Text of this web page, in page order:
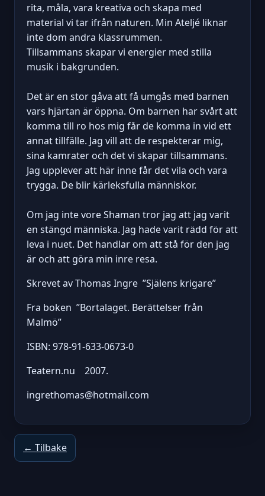
rita, måla, vara kreativa och skapa med
material vi tar ifrån naturen. Min Ateljé liknar
inte dom andra klassrummen.
Tillsammans skapar vi energier med stilla
musik i bakgrunden.
Det är en stor gåva att få umgås med barnen
vars hjärtan är öppna. Om barnen har svårt att
komma till ro hos mig får de komma in vid ett
annat tillfälle. Jag vill att de respekterar mig,
sina kamrater och det vi skapar tillsammans.
Jag upplever att här inne får det vila och vara
trygga. De blir kärleksfulla människor.
Om jag inte vore Shaman tror jag att jag varit
en stängd människa. Jag hade varit rädd för att
leva i nuet. Det handlar om att stå för den jag
är och att göra min inre resa.
Skrevet av Thomas Ingre ”Själens krigare”
Fra boken ”Bortalaget. Berättelser från
Malmö”
ISBN: 978-91-633-0673-0
Teatern.nu 2007.
ingrethomas@hotmail.com
← Tilbake